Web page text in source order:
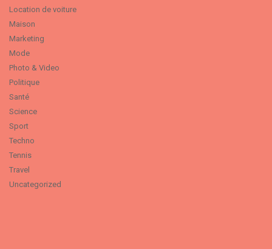
Location de voiture
Maison
Marketing
Mode
Photo & Video
Politique
Santé
Science
Sport
Techno
Tennis
Travel
Uncategorized